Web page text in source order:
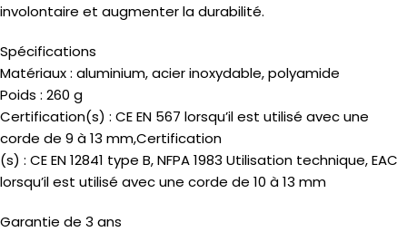
involontaire et augmenter la durabilité.
Spécifications
Matériaux : aluminium, acier inoxydable, polyamide
Poids : 260 g
Certification(s) : CE EN 567 lorsqu’il est utilisé avec une
corde de 9 à 13 mm,Certification
(s) : CE EN 12841 type B, NFPA 1983 Utilisation technique, EAC
lorsqu’il est utilisé avec une corde de 10 à 13 mm
Garantie de 3 ans